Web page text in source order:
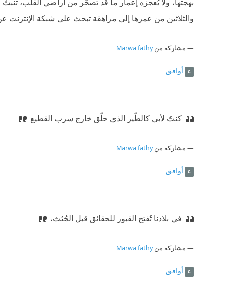
والثلاثين من عمرها إلى مراهقة تبحث على شبكة الإنترنت
مشاركة منMarwa fathy
أوافق
كنتُ لأبي كالطّير الذي حلّق خارج سرب القطيع
مشاركة منMarwa fathy
أوافق
في بلادنا تُفتح القبور للحقائق قبل الجُثث،
مشاركة منMarwa fathy
أوافق